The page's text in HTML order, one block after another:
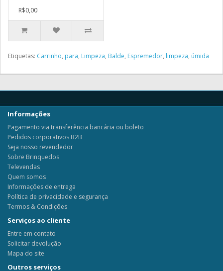
R$0,00
Etiquetas: Carrinho, para, Limpeza, Balde, Espremedor, limpeza, úmida
Informações
Pagamento via transferência bancária ou boleto
Pedidos corporativos B2B
Seja nosso revendedor
Sobre Brinquedos
Televendas
Quem somos
Informações de entrega
Política de privacidade e segurança
Termos & Condições
Serviços ao cliente
Entre em contato
Solicitar devolução
Mapa do site
Outros serviços